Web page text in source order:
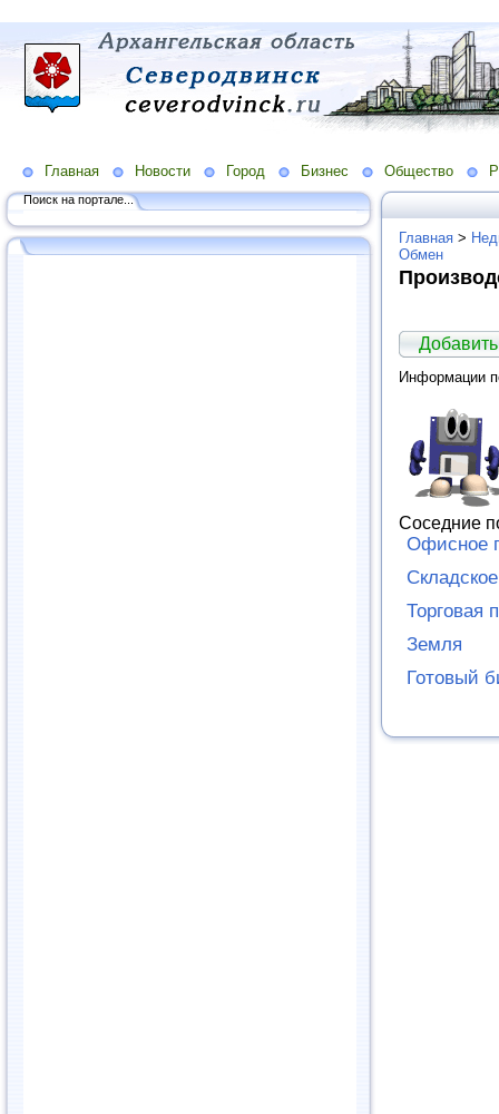
Главная Новости Город Бизнес Общество
Поиск на портале...
Главная >
Обмен
Информации
Соседние
Офисное
Торговая
Земля
Готовый